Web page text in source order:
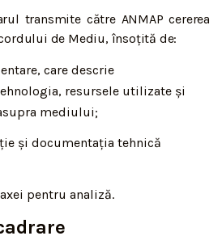
transmite către ANMAP cererea
de Mediu, însoțită de:
care descrie
resursele utilizate și
mediului;
și documentația tehnică
pentru analiză.